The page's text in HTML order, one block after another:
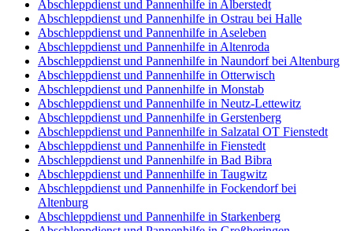
Abschleppdienst und Pannenhilfe in Alberstedt
Abschleppdienst und Pannenhilfe in Ostrau bei Halle
Abschleppdienst und Pannenhilfe in Aseleben
Abschleppdienst und Pannenhilfe in Altenroda
Abschleppdienst und Pannenhilfe in Naundorf bei Altenburg
Abschleppdienst und Pannenhilfe in Otterwisch
Abschleppdienst und Pannenhilfe in Monstab
Abschleppdienst und Pannenhilfe in Neutz-Lettewitz
Abschleppdienst und Pannenhilfe in Gerstenberg
Abschleppdienst und Pannenhilfe in Salzatal OT Fienstedt
Abschleppdienst und Pannenhilfe in Fienstedt
Abschleppdienst und Pannenhilfe in Bad Bibra
Abschleppdienst und Pannenhilfe in Taugwitz
Abschleppdienst und Pannenhilfe in Fockendorf bei
Altenburg
Abschleppdienst und Pannenhilfe in Starkenberg